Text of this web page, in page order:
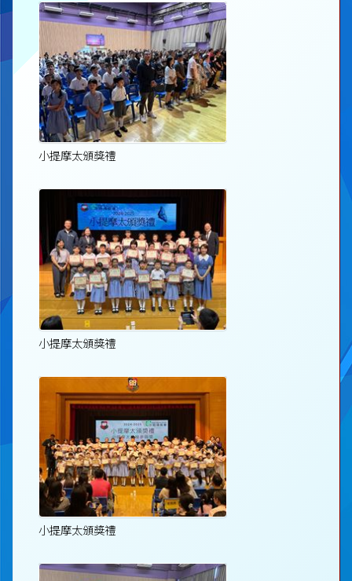
小提摩太頒獎禮
小提摩太頒獎禮
小提摩太頒獎禮